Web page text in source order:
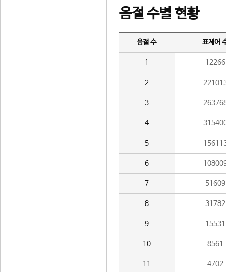
음절 수별 현황
음절 수 표제어
1 12266
2
3
4
5
6
7 51609
8 31782
9 15531
10 8561
11 4702